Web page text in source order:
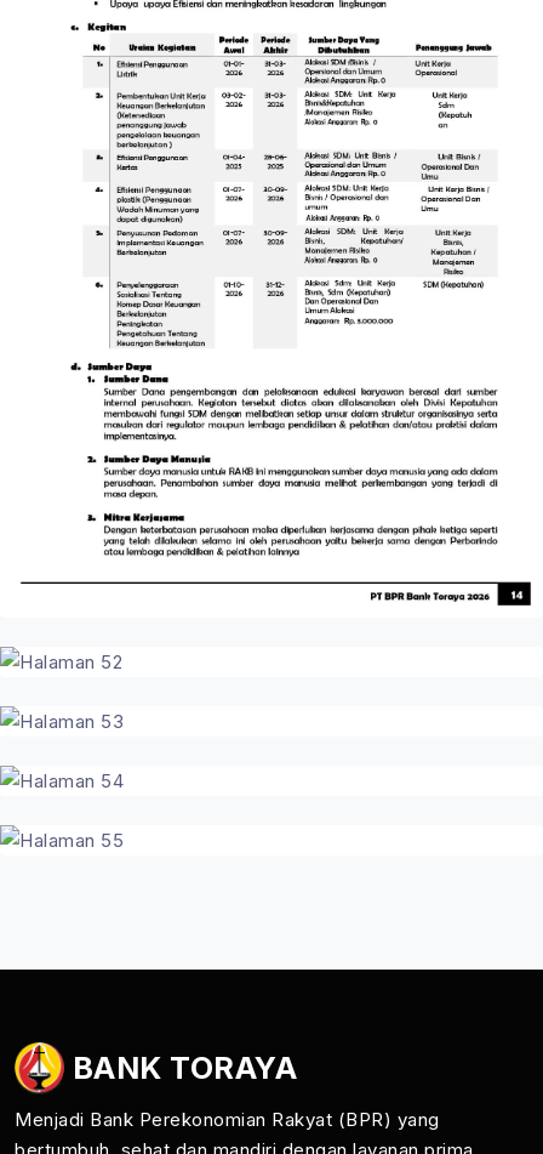
BANK TORAYA
Menjadi Bank Perekonomian Rakyat (BPR) yang
bertumbuh, sehat dan mandiri dengan layanan prima